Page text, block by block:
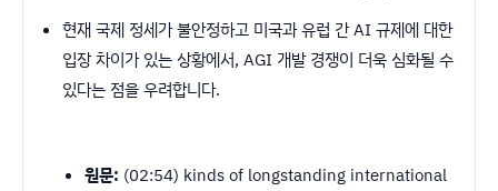
현재 국제 정세가 불안정하고 미국과 유럽 간 AI 규제에 대한
입장 차이가 있는 상황에서, AGI 개발 경쟁이 더욱 심화될 수
있다는 점을 우려합니다.
원문: (02:54) kinds of longstanding international